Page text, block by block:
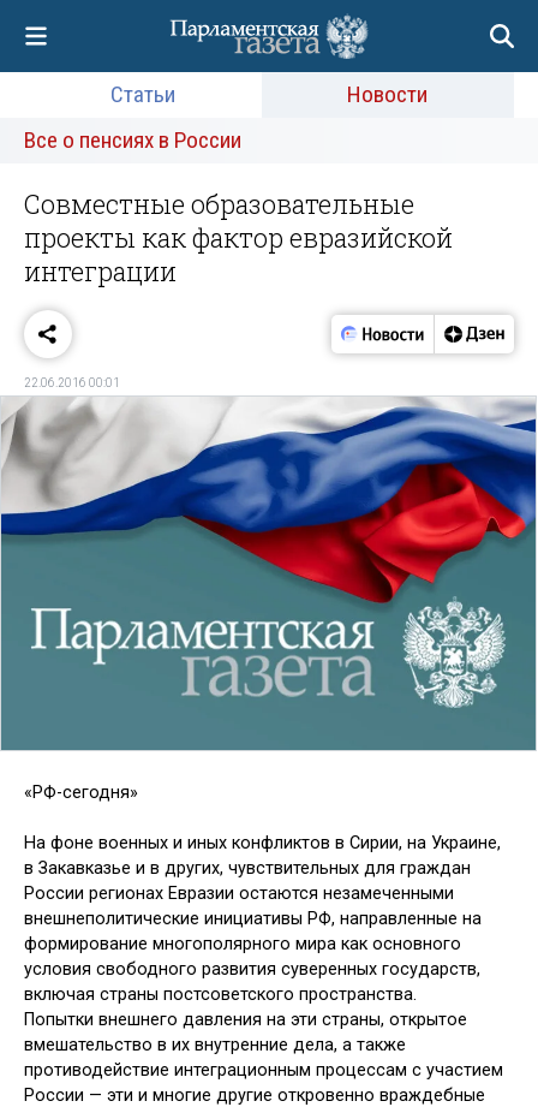
Статьи
Новости
Все о пенсиях в России
Совместные образовательные
проекты как фактор евразийской
интеграции
22.06.2016 00:01
«РФ-сегодня»
На фоне военных и иных конфликтов в Сирии, на Украине,
в Закавказье и в других, чувствительных для граждан
России регионах Евразии остаются незамеченными
внешнеполитические инициативы РФ, направленные на
формирование многополярного мира как основного
условия свободного развития суверенных государств,
включая страны постсоветского пространства.
Попытки внешнего давления на эти страны, открытое
вмешательство в их внутренние дела, а также
противодействие интеграционным процессам с участием
России — эти и многие другие откровенно враждебные